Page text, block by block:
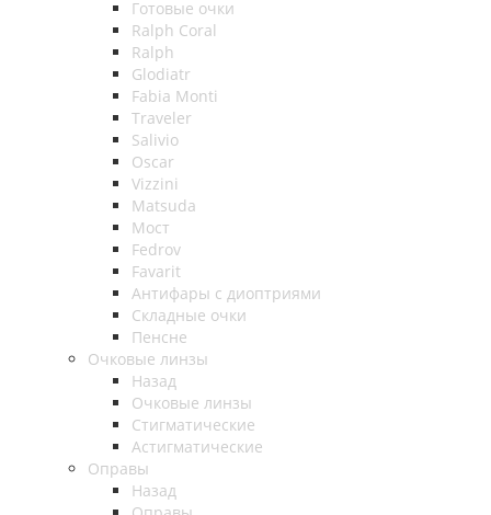
Готовые очки
Ralph Coral
Ralph
Glodiatr
Fabia Monti
Traveler
Salivio
Oscar
Vizzini
Matsuda
Мост
Fedrov
Favarit
Антифары с диоптриями
Складные очки
Пенсне
Очковые линзы
Назад
Очковые линзы
Стигматические
Астигматические
Оправы
Назад